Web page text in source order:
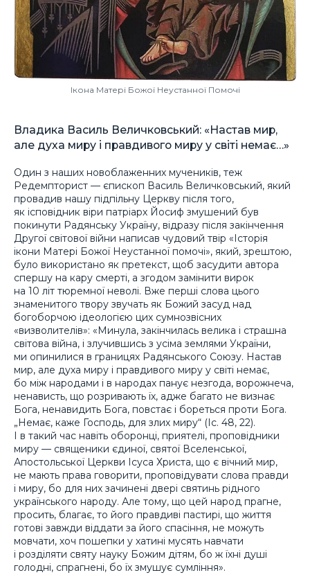
Ікона Матері Божої Неустанної Помочі
Владика Василь Величковський: «Настав мир,
але духа миру і правдивого миру у світі немає…»
Один з наших новоблаженних мучеників, теж
Редемпторист — єпископ Василь Величковський, який
провадив нашу підпільну Церкву після того,
як ісповідник віри патріарх Йосиф змушений був
покинути Радянську Україну, відразу після закінчення
Другої світової війни написав чудовий твір «Історія
ікони Матері Божої Неустанної помочі», який, зрештою,
було використано як претекст, щоб засудити автора
спершу на кару смерті, а згодом замінити вирок
на 10 літ тюремної неволі. Вже перші слова цього
знаменитого твору звучать як Божий засуд над
богоборчою ідеологією цих сумнозвісних
«визволителів»: «Минула, закінчилась велика і страшна
світова війна, і злучившись з усіма землями України,
ми опинилися в границях Радянського Союзу. Настав
мир, але духа миру і правдивого миру у світі немає,
бо між народами і в народах панує незгода, ворожнеча,
ненависть, що розривають їх, адже багато не визнає
Бога, ненавидить Бога, повстає і бореться проти Бога.
„Немає, каже Господь, для злих миру“ (Іс. 48, 22).
І в такий час навіть оборонці, приятелі, проповідники
миру — священики єдиної, святої Вселенської,
Апостольської Церкви Ісуса Христа, що є вічний мир,
не мають права говорити, проповідувати слова правди
і миру, бо для них зачинені двері святинь рідного
українського народу. Але тому, що цей народ прагне,
просить, благає, то його правдиві пастирі, що життя
готові завжди віддати за його спасіння, не можуть
мовчати, хоч пошепки у хатині мусять навчати
і розділяти святу науку Божим дітям, бо ж їхні душі
голодні, спрагнені, бо їх змушує сумління».